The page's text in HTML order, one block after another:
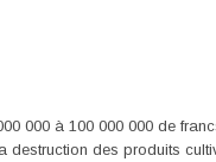
000 à 100 000 000 de
des produits